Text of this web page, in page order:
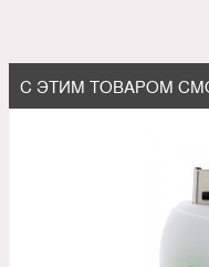
С ЭТИМ ТОВАРОМ